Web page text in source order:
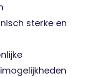
sterke en